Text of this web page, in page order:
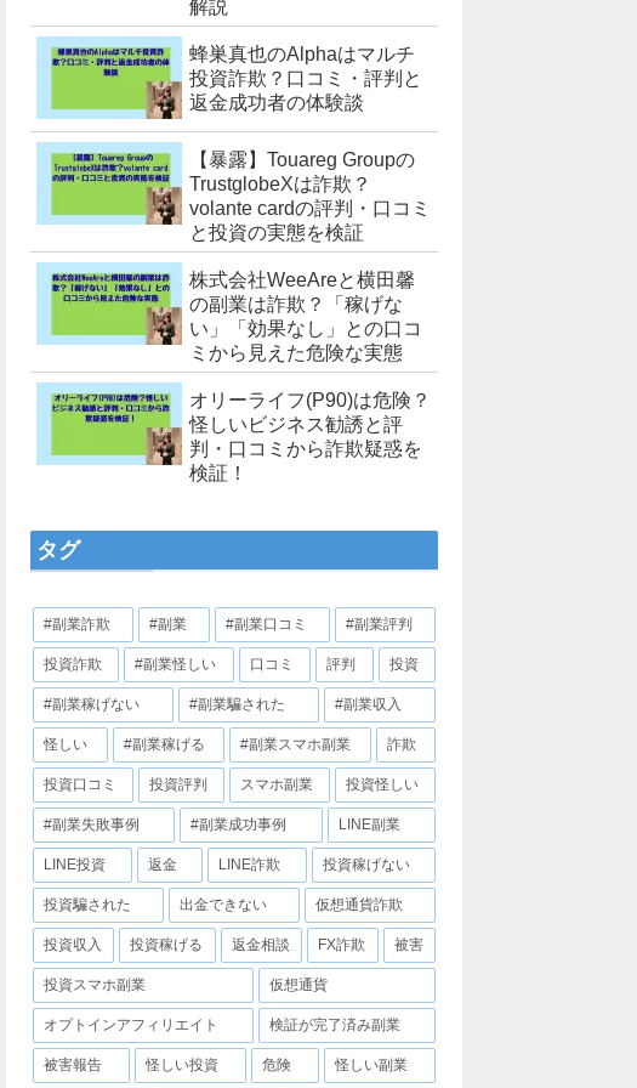
解説
蜂巣真也のAlphaはマルチ
投資詐欺？口コミ・評判と
返金成功者の体験談
【暴露】Touareg Groupの
TrustglobeXは詐欺？
volante cardの評判・口コミ
と投資の実態を検証
株式会社WeeAreと横田馨
の副業は詐欺？「稼げな
い」「効果なし」との口コ
ミから見えた危険な実態
オリーライフ(P90)は危険？
怪しいビジネス勧誘と評
判・口コミから詐欺疑惑を
検証！
タグ
#副業詐欺 #副業 #副業口コミ #副業評判
投資詐欺 #副業怪しい 口コミ 評判 投資
#副業稼げない #副業騙された #副業収入
怪しい #副業稼げる #副業スマホ副業 詐欺
投資口コミ 投資評判 スマホ副業 投資怪しい
#副業失敗事例 #副業成功事例 LINE副業
LINE投資 返金 LINE詐欺 投資稼げない
投資騙された 出金できない 仮想通貨詐欺
投資収入 投資稼げる 返金相談 FX詐欺 被害
投資スマホ副業 仮想通貨
オプトインアフィリエイト 検証が完了済み副業
被害報告 怪しい投資 危険 怪しい副業